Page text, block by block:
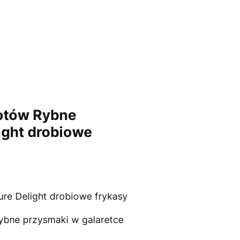
Rybne
drobiowe
Delight drobiowe frykasy
przysmaki w galaretce